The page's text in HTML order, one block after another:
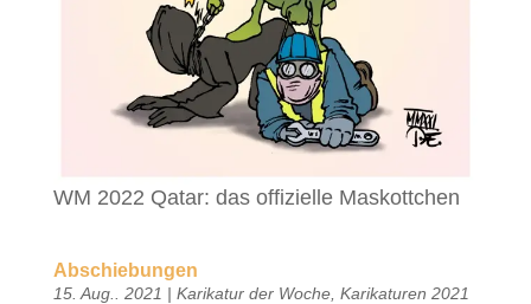
WM 2022 Qatar: das offizielle Maskottchen
Abschiebungen
15. Aug.. 2021 | Karikatur der Woche, Karikaturen 2021